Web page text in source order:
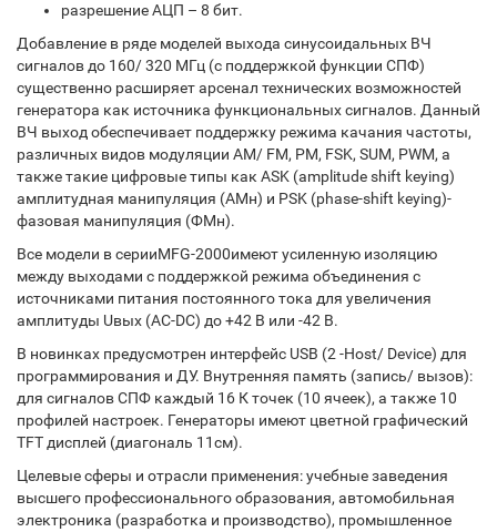
разрешение АЦП – 8 бит.
Добавление в ряде моделей выхода синусоидальных ВЧ
сигналов до 160/ 320 МГц (с поддержкой функции СПФ)
существенно расширяет арсенал технических возможностей
генератора как источника функциональных сигналов. Данный
ВЧ выход обеспечивает поддержку режима качания частоты,
различных видов модуляции AM/ FM, PM, FSK, SUM, PWM, а
также такие цифровые типы как ASK (amplitude shift keying)
амплитудная манипуляция (АМн) и PSK (phase-shift keying)-
фазовая манипуляция (ФМн).
Все модели в серииMFG-2000имеют усиленную изоляцию
между выходами с поддержкой режима объединения с
источниками питания постоянного тока для увеличения
амплитуды Uвых (AC-DC) до +42 В или -42 В.
В новинках предусмотрен интерфейс USB (2 -Host/ Device) для
программирования и ДУ. Внутренняя память (запись/ вызов):
для сигналов СПФ каждый 16 К точек (10 ячеек), а также 10
профилей настроек. Генераторы имеют цветной графический
TFT дисплей (диагональ 11см).
Целевые сферы и отрасли применения: учебные заведения
высшего профессионального образования, автомобильная
электроника (разработка и производство), промышленное